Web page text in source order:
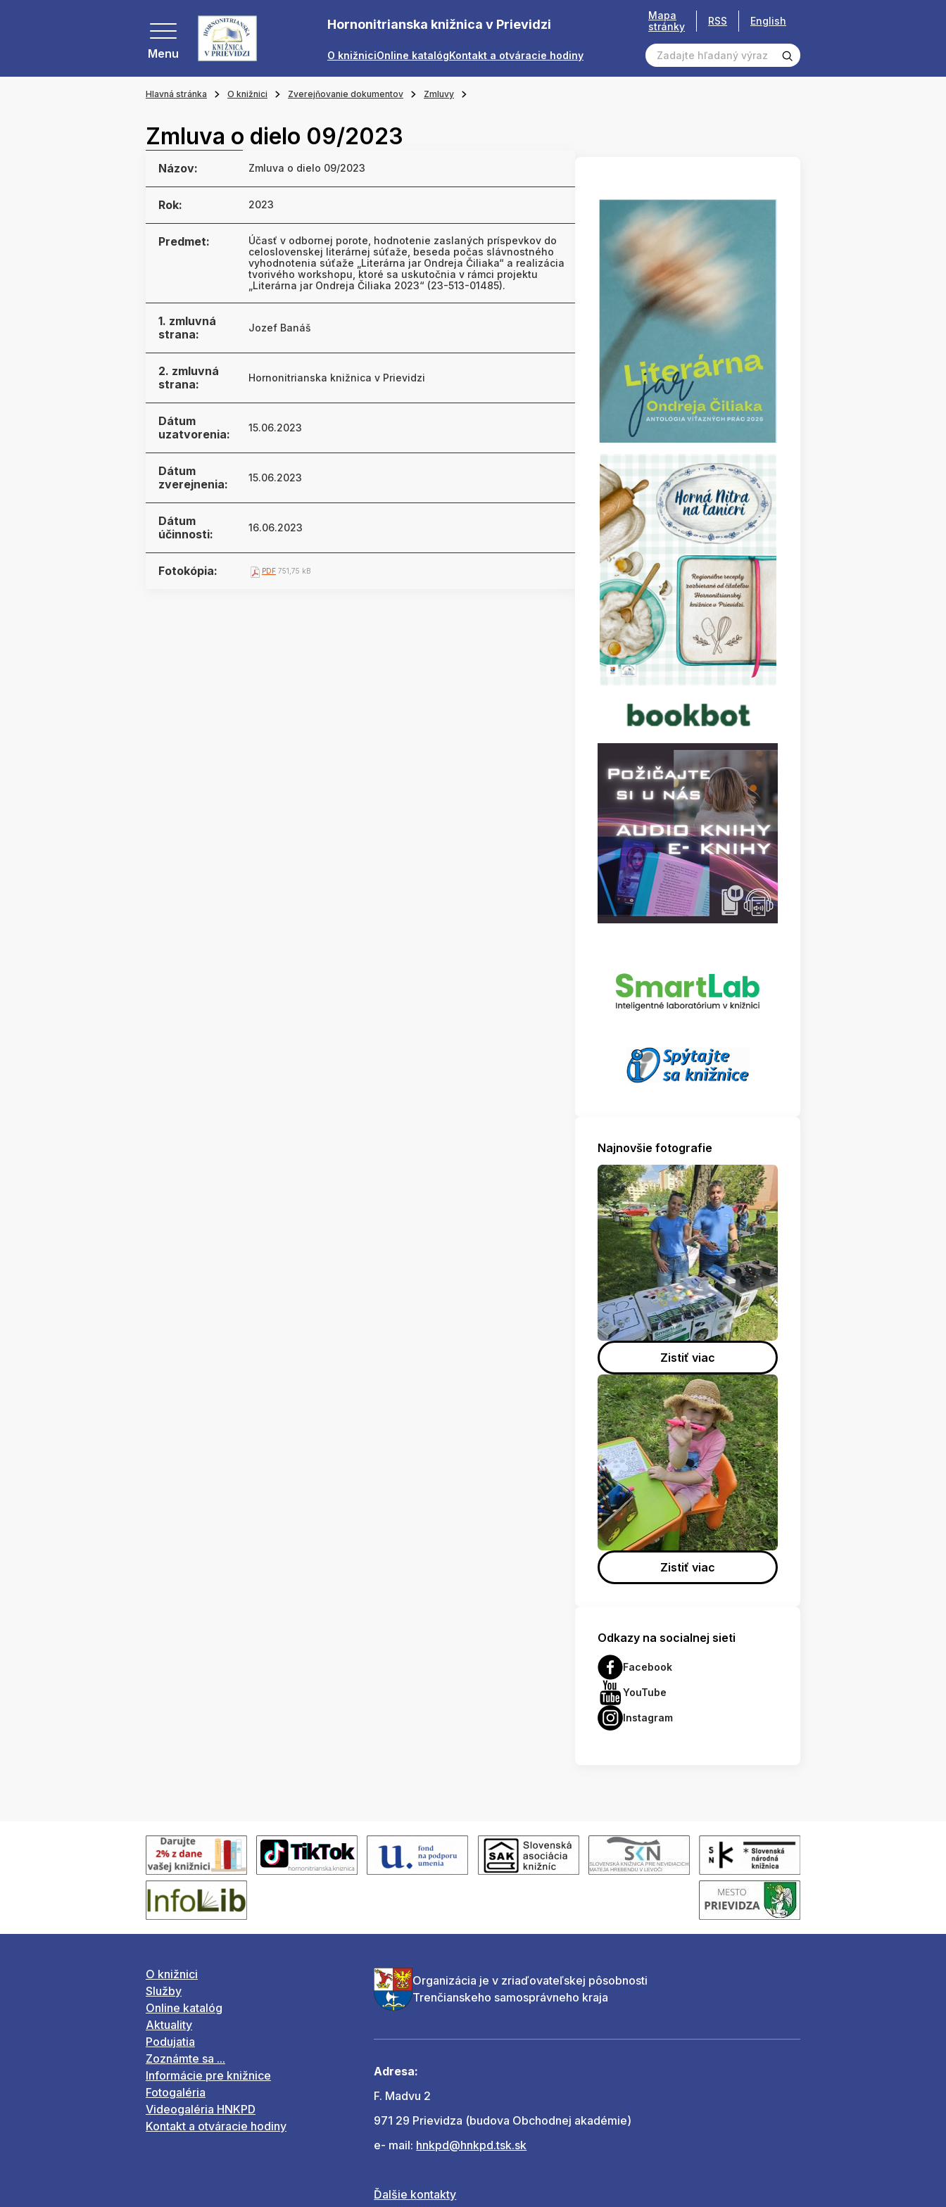
Menu
Hornonitrianska knižnica v Prievidzi
O knižniciOnline katalógKontakt a otváracie hodiny
Mapa
stránky
RSS English
Hlavná stránka O knižnici Zverejňovanie dokumentov Zmluvy
Zmluva o dielo 09/2023
Názov: Zmluva o dielo 09/2023
Rok: 2023
Predmet:
Účasť v odbornej porote, hodnotenie zaslaných príspevkov do
celoslovenskej literárnej súťaže, beseda počas slávnostného
vyhodnotenia súťaže „Literárna jar Ondreja Čiliaka“ a realizácia
tvorivého workshopu, ktoré sa uskutočnia v rámci projektu
„Literárna jar Ondreja Čiliaka 2023“ (23-513-01485).
1. zmluvná
strana:
Jozef Banáš
2. zmluvná
strana:
Hornonitrianska knižnica v Prievidzi
Dátum
uzatvorenia:
15.06.2023
Dátum
zverejnenia:
15.06.2023
Dátum
účinnosti:
16.06.2023
Fotokópia: PDF 751,75 kB
Najnovšie fotografie
Zistiť viac
Zistiť viac
Odkazy na socialnej sieti
Facebook
YouTube
Instagram
O knižnici
Služby
Online katalóg
Aktuality
Podujatia
Zoznámte sa ...
Informácie pre knižnice
Fotogaléria
Videogaléria HNKPD
Kontakt a otváracie hodiny
Organizácia je v zriaďovateľskej pôsobnosti
Trenčianskeho samosprávneho kraja
Adresa:
F. Madvu 2
971 29 Prievidza (budova Obchodnej akadémie)
e- mail: hnkpd@hnkpd.tsk.sk
Ďalšie kontakty